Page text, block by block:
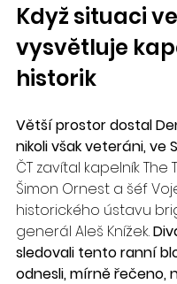
Když situaci
vysvětluje
historik
Větší prostor dostal
nikoli však veteráni, ve
ČT zavítal kapelník The
Šimon Ornest a šéf
historického ústavu
generál Aleš Knížek.
sledovali tento ranní
odnesli, mírně řečeno,